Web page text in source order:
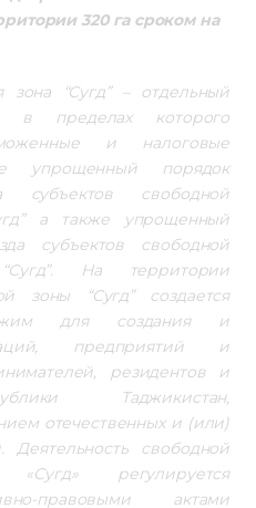
320 га сроком на
зона “Сугд” – отдельный
в пределах которого
и налоговые
упрощенный порядок
субъектов свободной
а также упрощенный
субъектов свободной
На территории
зоны “Сугд” создается
для создания и
предприятий и
резидентов и
Таджикистан,
отечественных и (или)
Деятельность свободной
регулируется
правовыми актами